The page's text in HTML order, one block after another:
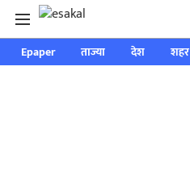
Epaper ताज्या देश शहर